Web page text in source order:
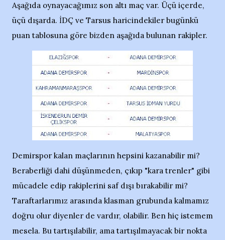
Aşağıda oynayacağımız son altı maç var. Üçü içerde,
üçü dışarda. İDÇ ve Tarsus haricindekiler bugünkü
puan tablosuna göre bizden aşağıda bulunan rakipler.
Demirspor kalan maçlarının hepsini kazanabilir mi?
Beraberliği dahi düşünmeden, çıkıp "kara trenler" gibi
mücadele edip rakiplerini saf dışı bırakabilir mi?
Taraftarlarımız arasında klasman grubunda kalmamız
doğru olur diyenler de vardır, olabilir. Ben hiç istemem
mesela. Bu tartışılabilir, ama tartışılmayacak bir nokta